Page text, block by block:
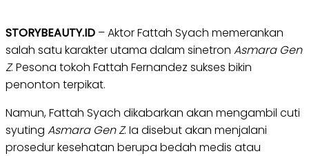
STORYBEAUTY.ID – Aktor Fattah Syach memerankan
salah satu karakter utama dalam sinetron Asmara Gen
Z. Pesona tokoh Fattah Fernandez sukses bikin
penonton terpikat.
Namun, Fattah Syach dikabarkan akan mengambil cuti
syuting Asmara Gen Z. Ia disebut akan menjalani
prosedur kesehatan berupa bedah medis atau